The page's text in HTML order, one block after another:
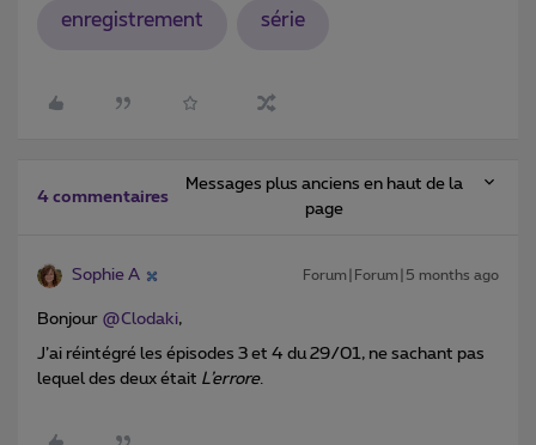
enregistrement série
4 commentaires
Messages plus anciens en haut de la
page
Sophie A Forum|Forum|5 months ago
Bonjour ​ @Clodaki,
J’ai réintégré les épisodes 3 et 4 du 29/01, ne sachant pas
lequel des deux était L’errore.